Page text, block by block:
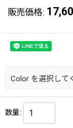
販売価格:
Color を選択して
数量: